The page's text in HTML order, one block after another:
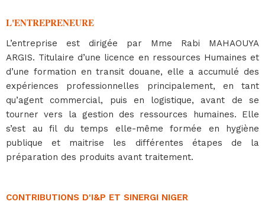
L'ENTREPRENEURE
L’entreprise est dirigée par Mme Rabi MAHAOUYA
ARGIS. Titulaire d’une licence en ressources Humaines et
d’une formation en transit douane, elle a accumulé des
expériences professionnelles principalement, en tant
qu’agent commercial, puis en logistique, avant de se
tourner vers la gestion des ressources humaines. Elle
s’est au fil du temps elle-même formée en hygiène
publique et maitrise les différentes étapes de la
préparation des produits avant traitement.
CONTRIBUTIONS D'I&P ET SINERGI NIGER